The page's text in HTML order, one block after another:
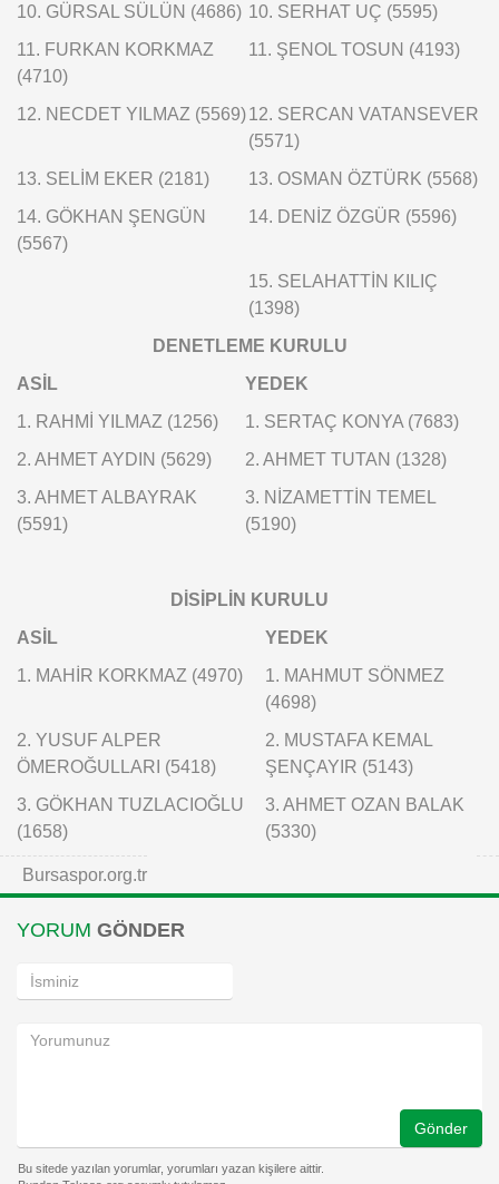
10. GÜRSAL SÜLÜN (4686) 10. SERHAT UÇ (5595)
11. FURKAN KORKMAZ
(4710)
11. ŞENOL TOSUN (4193)
12. NECDET YILMAZ (5569)12. SERCAN VATANSEVER
(5571)
13. SELİM EKER (2181)
13. OSMAN ÖZTÜRK (5568)
14. GÖKHAN ŞENGÜN
(5567)
14. DENİZ ÖZGÜR (5596)
15. SELAHATTİN KILIÇ
(1398)
DENETLEME KURULU
ASİL
YEDEK
1. RAHMİ YILMAZ (1256)
1. SERTAÇ KONYA (7683)
2. AHMET AYDIN (5629)
2. AHMET TUTAN (1328)
3. AHMET ALBAYRAK
(5591)
3. NİZAMETTİN TEMEL
(5190)
DİSİPLİN KURULU
ASİL
YEDEK
1. MAHİR KORKMAZ (4970)
1. MAHMUT SÖNMEZ
(4698)
2. YUSUF ALPER
ÖMEROĞULLARI (5418)
2. MUSTAFA KEMAL
ŞENÇAYIR (5143)
3. GÖKHAN TUZLACIOĞLU
(1658)
3. AHMET OZAN BALAK
(5330)
Bursaspor.org.tr
YORUM GÖNDER
Gönder